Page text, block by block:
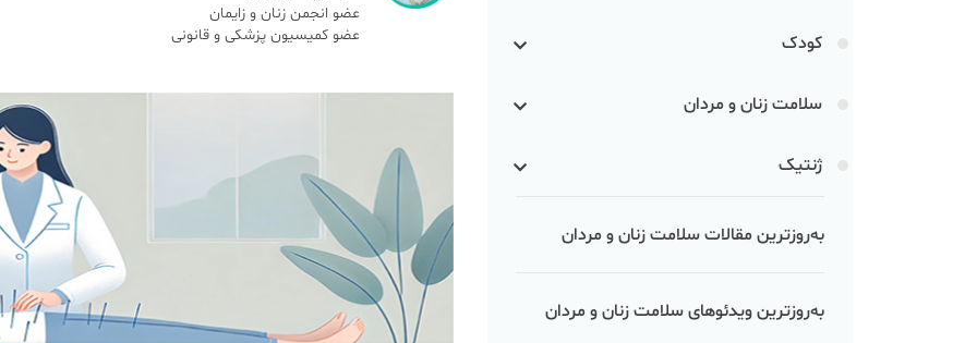
کودک
سلامت زنان و مردان
ژنتیک
به‌روزترین مقالات سلامت زنان و مردان
به‌روزترین ویدئوهای سلامت زنان و مردان
عضو انجمن زنان و زایمان
عضو کمیسیون پزشکی و قانونی